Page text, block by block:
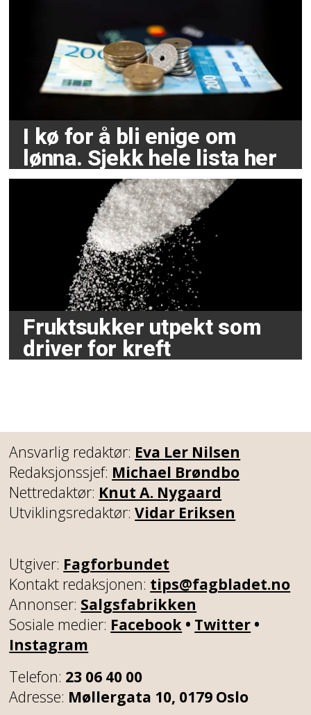
I kø for å bli enige om
lønna. Sjekk hele lista her
Fruktsukker utpekt som
driver for kreft
Ansvarlig redaktør: Eva Ler Nilsen
Redaksjonssjef: Michael Brøndbo
Nettredaktør: Knut A. Nygaard
Utviklingsredaktør:Vidar Eriksen
Utgiver: Fagforbundet
Kontakt redaksjonen: tips@fagbladet.no
Annonser: Salgsfabrikken
Sosiale medier: Facebook • Twitter •
Instagram
Telefon: 23 06 40 00
Adresse: Møllergata 10, 0179 Oslo